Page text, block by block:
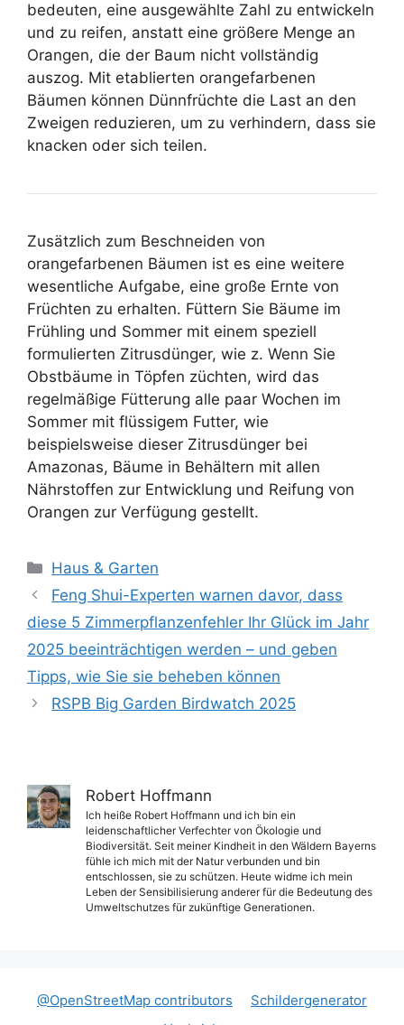
bedeuten, eine ausgewählte Zahl zu entwickeln
und zu reifen, anstatt eine größere Menge an
Orangen, die der Baum nicht vollständig
auszog. Mit etablierten orangefarbenen
Bäumen können Dünnfrüchte die Last an den
Zweigen reduzieren, um zu verhindern, dass sie
knacken oder sich teilen.
Zusätzlich zum Beschneiden von
orangefarbenen Bäumen ist es eine weitere
wesentliche Aufgabe, eine große Ernte von
Früchten zu erhalten. Füttern Sie Bäume im
Frühling und Sommer mit einem speziell
formulierten Zitrusdünger, wie z. Wenn Sie
Obstbäume in Töpfen züchten, wird das
regelmäßige Fütterung alle paar Wochen im
Sommer mit flüssigem Futter, wie
beispielsweise dieser Zitrusdünger bei
Amazonas, Bäume in Behältern mit allen
Nährstoffen zur Entwicklung und Reifung von
Orangen zur Verfügung gestellt.
Kategorien
Haus & Garten
Feng Shui-Experten warnen davor, dass
diese 5 Zimmerpflanzenfehler Ihr Glück im Jahr
2025 beeinträchtigen werden – und geben
Tipps, wie Sie sie beheben können
RSPB Big Garden Birdwatch 2025
Robert Hoffmann
Ich heiße Robert Hoffmann und ich bin ein
leidenschaftlicher Verfechter von Ökologie und
Biodiversität. Seit meiner Kindheit in den Wäldern Bayerns
fühle ich mich mit der Natur verbunden und bin
entschlossen, sie zu schützen. Heute widme ich mein
Leben der Sensibilisierung anderer für die Bedeutung des
Umweltschutzes für zukünftige Generationen.
@OpenStreetMap contributors
Schildergenerator